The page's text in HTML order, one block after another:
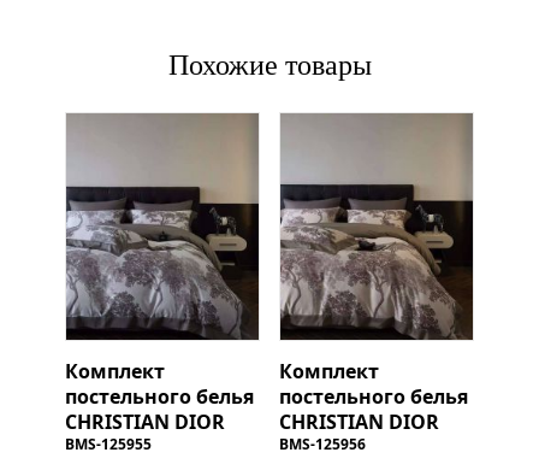
Похожие товары
Комплект
постельного белья
CHRISTIAN DIOR
BMS-125955
Комплект
постельного белья
CHRISTIAN DIOR
BMS-125956